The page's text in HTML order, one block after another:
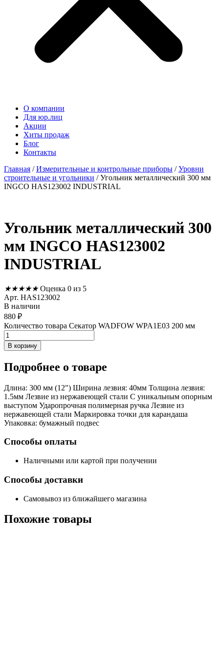
О компании
Для юр.лиц
Акции
Хиты продаж
Блог
Контакты
Главная /Измерительные и контрольные приборы /Уровни
строительные и угольники / Угольник металлический 300 мм
INGCO HAS123002 INDUSTRIAL
Угольник металлический 300
мм INGCO HAS123002
INDUSTRIAL
★★★★★ Оценка 0 из 5
Арт. HAS123002
В наличии
880 ₽
Количество товара Секатор WADFOW WPA1E03 200 мм
В корзину
Подробнее о товаре
Длина: 300 мм (12") Ширина лезвия: 40мм Толщина лезвия:
1.5мм Лезвие из нержавеющей стали С уникальным опорным
выступом Ударопрочная полимерная ручка Лезвие из
нержавеющей стали Маркировка точки для карандаша
Упаковка: бумажный подвес
Способы оплаты
Наличными или картой при получении
Способы доставки
Самовывоз из ближайшего магазина
Похожие товары